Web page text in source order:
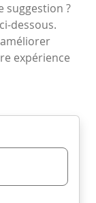
suggestion ?
dessous.
expérience